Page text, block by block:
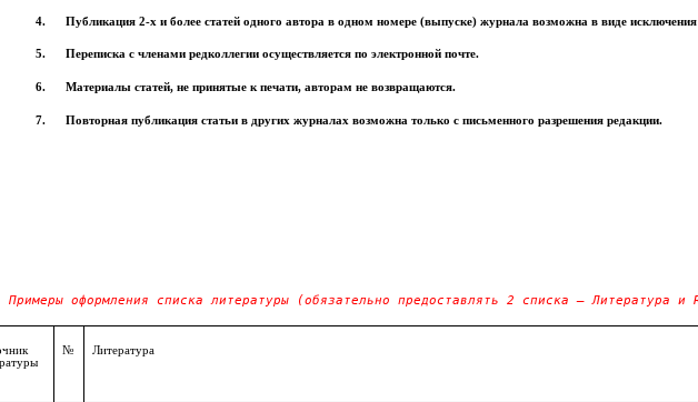
4. Публикация 2-х и более статей одного автора в одном номере (выпуске) журнала возможна в виде исключения
5. Переписка с членами редколлегии осуществляется по электронной почте.
6. Материалы статей, не принятые к печати, авторам не возвращаются.
7. Повторная публикация статьи в других журналах возможна только с письменного разрешения редакции.
Примеры оформления списка литературы (обязательно предоставлять 2 списка – Литература
№ Литература